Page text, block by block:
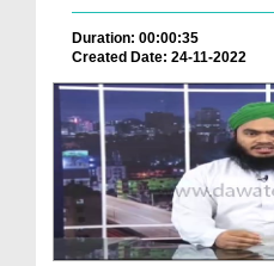
Duration: 00:00:35
Created Date: 24-11-2022